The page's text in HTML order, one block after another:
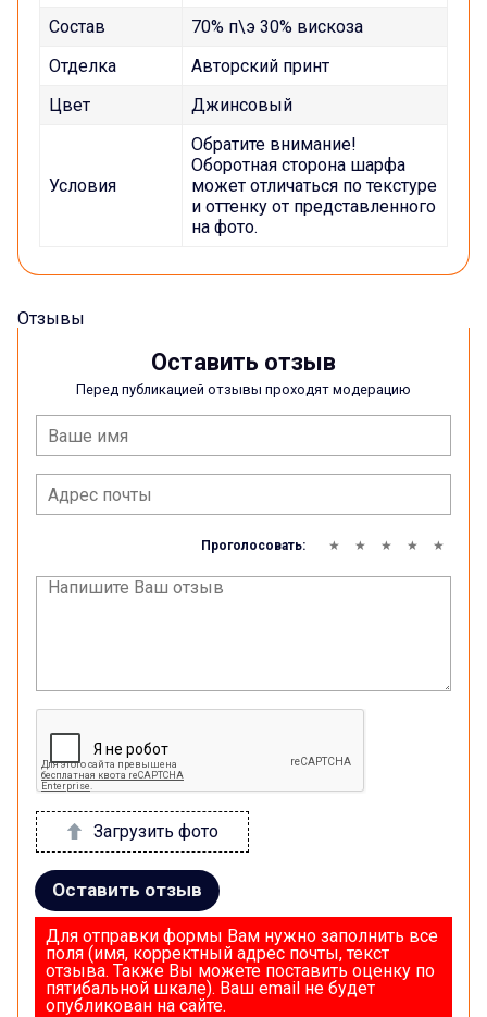
Состав
70% п\э 30% вискоза
Отделка
Авторский принт
Цвет
Джинсовый
Условия
Обратите внимание!
Оборотная сторона шарфа
может отличаться по текстуре
и оттенку от представленного
на фото.
Отзывы
Оставить отзыв
Перед публикацией отзывы проходят модерацию
Проголосовать:
Загрузить фото
Оставить отзыв
Для отправки формы Вам нужно заполнить все
поля (имя, корректный адрес почты, текст
отзыва. Также Вы можете поставить оценку по
пятибальной шкале). Ваш email не будет
опубликован на сайте.